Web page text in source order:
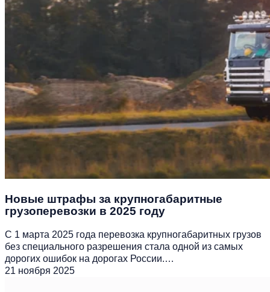
Новые штрафы за крупногабаритные
грузоперевозки в 2025 году
С 1 марта 2025 года перевозка крупногабаритных грузов
без специального разрешения стала одной из самых
дорогих ошибок на дорогах России.…
21 ноября 2025